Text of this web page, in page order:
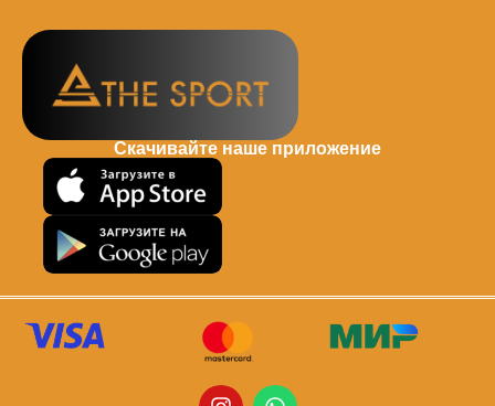
Скачивайте наше приложение